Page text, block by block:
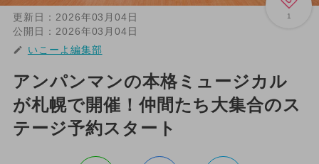
1
更新日： 2026年03月04日
公開日： 2026年03月04日
いこーよ編集部
アンパンマンの本格ミュージカル
が札幌で開催！仲間たち大集合のス
テージ予約スタート